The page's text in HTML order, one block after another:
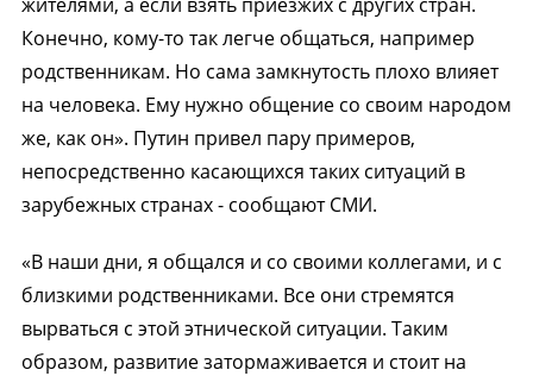
Конечно, кому-то так легче общаться, например
родственникам. Но сама замкнутость плохо влияет
на человека. Ему нужно общение со своим народом
же, как он». Путин привел пару примеров,
непосредственно касающихся таких ситуаций в
зарубежных странах - сообщают СМИ.
«В наши дни, я общался и со своими коллегами, и с
близкими родственниками. Все они стремятся
вырваться с этой этнической ситуации. Таким
образом, развитие затормаживается и стоит на